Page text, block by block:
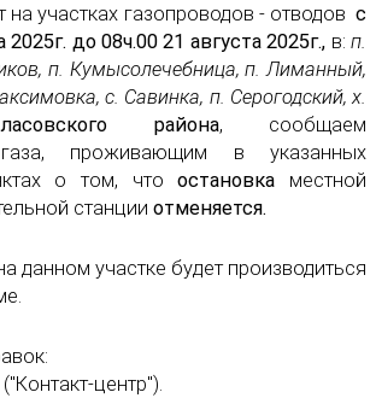
участках газопроводов - отводов с
2025г. до 08ч.00 21 августа 2025г., в:п.
п. Кумысолечебница, п. Лиманный,
с. Савинка, п. Серогодский, х.
района, сообщаем
газа, проживающим в указанных
о том, чтоостановка местной
станции отменяется.
данном участке будет производиться
центр").